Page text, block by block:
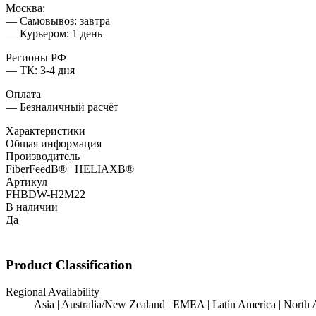
Москва:
— Самовывоз: завтра
— Курьером: 1 день
Регионы РФ
— ТК: 3-4 дня
Оплата
— Безналичный расчёт
Характеристики
Общая информация
Производитель
FiberFeedВ® | HELIAXВ®
Артикул
FHBDW-H2M22
В наличии
Да
Product Classification
Regional Availability
Asia | Australia/New Zealand | EMEA | Latin America | North